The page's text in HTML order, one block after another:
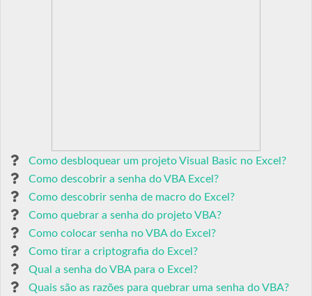
Como desbloquear um projeto Visual Basic no Excel?
Como descobrir a senha do VBA Excel?
Como descobrir senha de macro do Excel?
Como quebrar a senha do projeto VBA?
Como colocar senha no VBA do Excel?
Como tirar a criptografia do Excel?
Qual a senha do VBA para o Excel?
Quais são as razões para quebrar uma senha do VBA?